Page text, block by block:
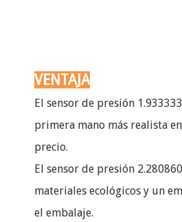
VENTAJA
El sensor de presión
primera mano más realista
precio.
El sensor de presión
materiales ecológicos y un
el embalaje.